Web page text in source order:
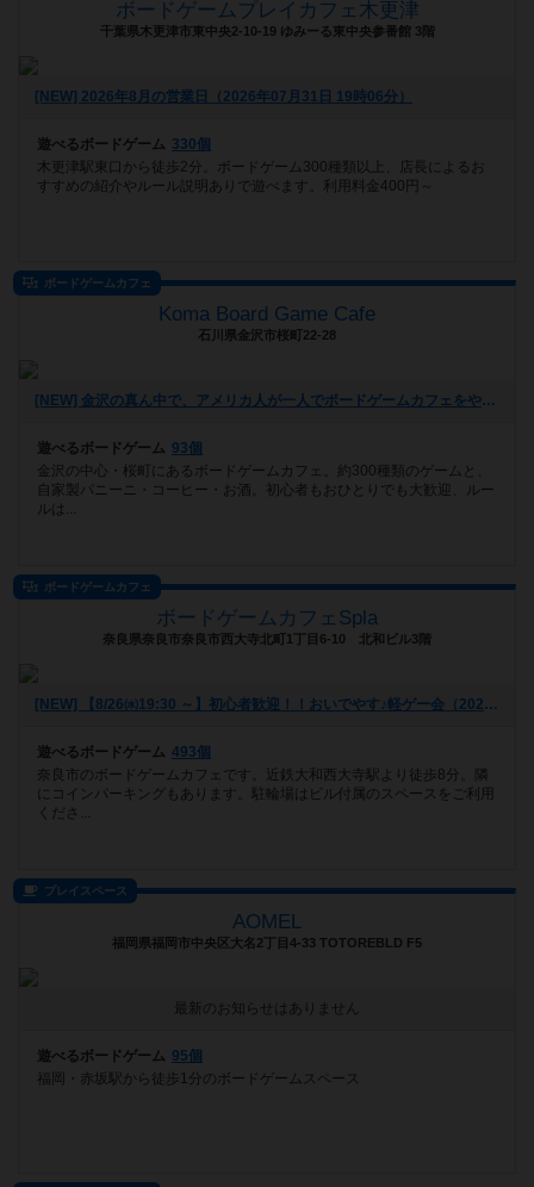
ボードゲームプレイカフェ木更津
千葉県木更津市東中央2-10-19 ゆみーる東中央参番館 3階
[NEW] 2026年8月の営業日（2026年07月31日 19時06分）
遊べるボードゲーム 330個
木更津駅東口から徒歩2分。ボードゲーム300種類以上、店長によるお
すすめの紹介やルール説明ありで遊べます。利用料金400円～
ボードゲームカフェ
Koma Board Game Cafe
石川県金沢市桜町22-28
[NEW] 金沢の真ん中で、アメリカ人が一人でボードゲームカフェをやっています（2026年07月30日 20時56分）
遊べるボードゲーム 93個
金沢の中心・桜町にあるボードゲームカフェ。約300種類のゲームと、
自家製パニーニ・コーヒー・お酒。初心者もおひとりでも大歓迎、ルー
ルは...
ボードゲームカフェ
ボードゲームカフェSpla
奈良県奈良市奈良市西大寺北町1丁目6-10 北和ビル3階
[NEW] 【8/26㈬19:30 ～】初心者歓迎！！おいでやす♪軽ゲー会（2026年07月29日 19時38分）
遊べるボードゲーム 493個
奈良市のボードゲームカフェです。近鉄大和西大寺駅より徒歩8分。隣
にコインパーキングもあります。駐輪場はビル付属のスペースをご利用
くださ...
プレイスペース
AOMEL
福岡県福岡市中央区大名2丁目4-33 TOTOREBLD F5
最新のお知らせはありません
遊べるボードゲーム 95個
福岡・赤坂駅から徒歩1分のボードゲームスペース